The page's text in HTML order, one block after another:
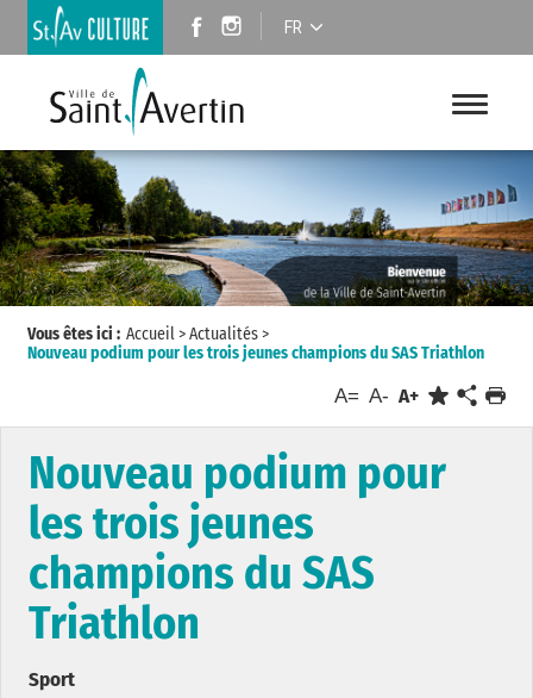
FR
Vous êtes ici : Accueil>Actualités>
Nouveau podium pour les trois jeunes champions du SAS Triathlon
A= A- A+
Nouveau podium pour
les trois jeunes
champions du SAS
Triathlon
Sport